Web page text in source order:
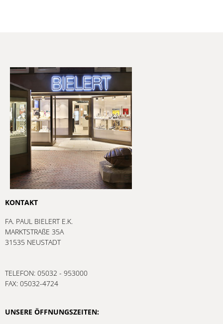
KONTAKT
FA. PAUL BIELERT E.K.
MARKTSTRAßE 35A
31535 NEUSTADT
TELEFON: 05032 - 953000
FAX: 05032-4724
UNSERE ÖFFNUNGSZEITEN: